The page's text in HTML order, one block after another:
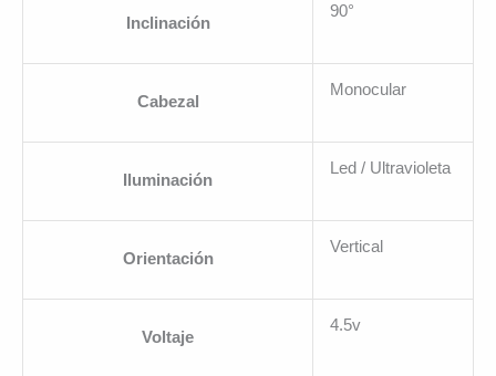
Inclinación
90°
Cabezal
Monocular
Iluminación
Led / Ultravioleta
Orientación
Vertical
Voltaje
4.5v